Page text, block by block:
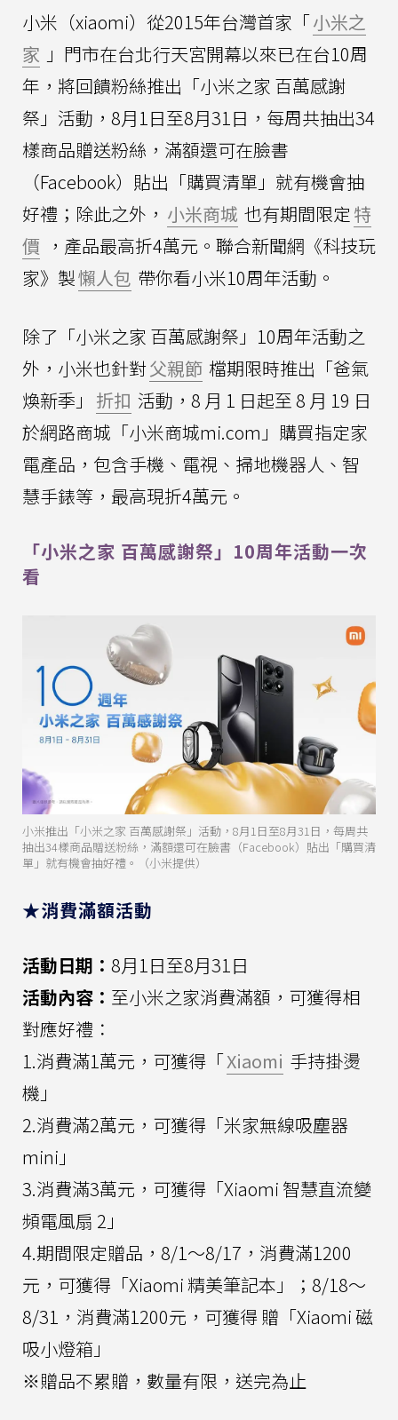
小米（xiaomi）從2015年台灣首家「小米之
家 」門市在台北行天宮開幕以來已在台10周
年，將回饋粉絲推出「小米之家 百萬感謝
祭」活動，8月1日至8月31日，每周共抽出34
樣商品贈送粉絲，滿額還可在臉書
（Facebook）貼出「購買清單」就有機會抽
好禮；除此之外， 小米商城 也有期間限定 特
價 ，產品最高折4萬元。聯合新聞網《科技玩
家》製懶人包 帶你看小米10周年活動。
除了「小米之家 百萬感謝祭」10周年活動之
外，小米也針對父親節 檔期限時推出「爸氣
煥新季」 折扣 活動，8 月 1 日起至 8 月 19 日
於網路商城「小米商城mi.com」購買指定家
電產品，包含手機、電視、掃地機器人、智
慧手錶等，最高現折4萬元。
「小米之家 百萬感謝祭」10周年活動一次
看
小米推出「小米之家 百萬感謝祭」活動，8月1日至8月31日，每周共
抽出34樣商品贈送粉絲，滿額還可在臉書（Facebook）貼出「購買清
單」就有機會抽好禮。（小米提供）
★消費滿額活動
活動日期： 8月1日至8月31日
活動內容： 至小米之家消費滿額，可獲得相
對應好禮：
1.消費滿1萬元，可獲得「Xiaomi 手持掛燙
機」
2.消費滿2萬元，可獲得「米家無線吸塵器
mini」
3.消費滿3萬元，可獲得「Xiaomi 智慧直流變
頻電風扇 2」
4.期間限定贈品，8/1～8/17，消費滿1200
元，可獲得「Xiaomi 精美筆記本」；8/18～
8/31，消費滿1200元，可獲得 贈「Xiaomi 磁
吸小燈箱」
※贈品不累贈，數量有限，送完為止